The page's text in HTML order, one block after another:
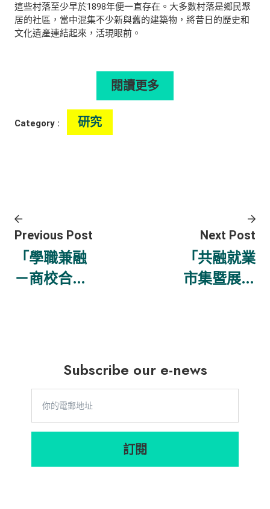
這些村落至少早於1898年便一直存在。大多數村落是鄉民聚
居的社區，當中混集不少新與舊的建築物，將昔日的歷史和
文化遺產連結起來，活現眼前。
閱讀更多
Category : 研究
Previous Post
「學職兼融
－商校合作
Next Post
「共融就業
市集暨展覽
Subscribe our e-news
訂閱